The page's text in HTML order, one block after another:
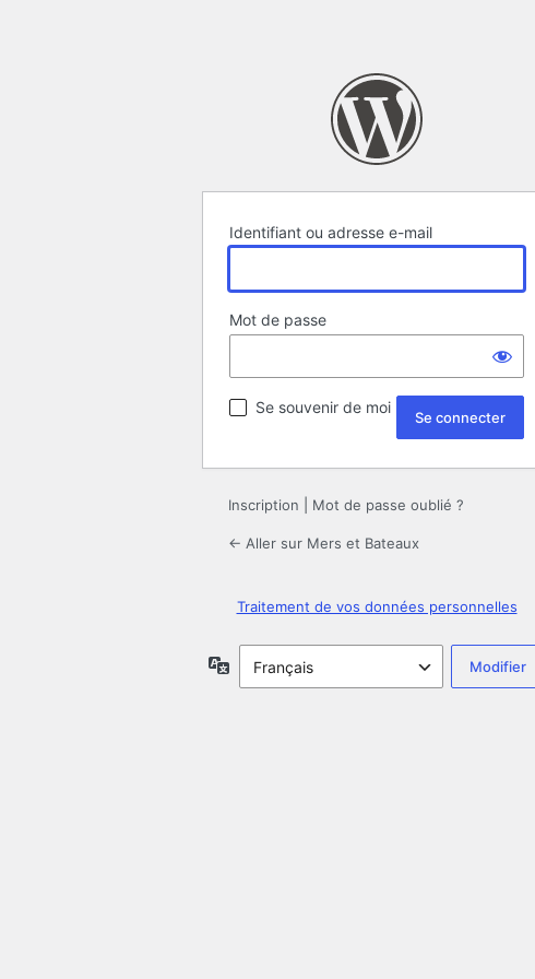
Identifiant ou adresse e-mail
Mot de passe
Se souvenir de moi
Inscription Mot de passe oublié ?
← Aller sur Mers et Bateaux
Traitement de vos données personnelles
Langue